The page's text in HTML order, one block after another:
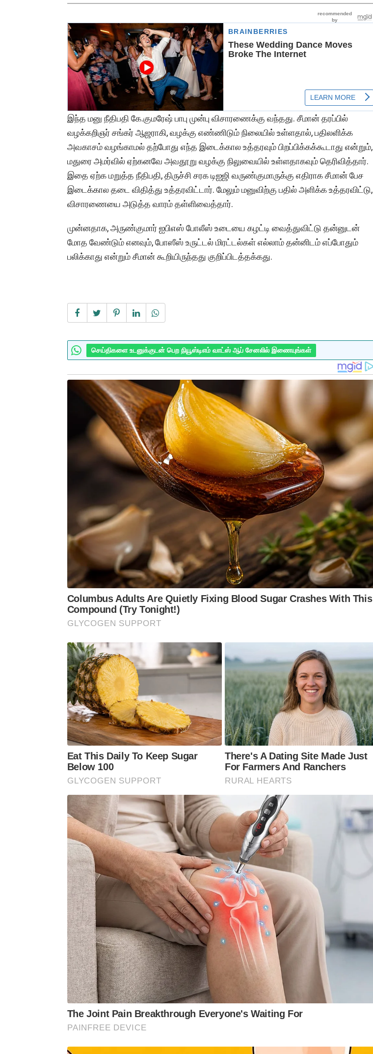
இந்த மனு நீதிபதி கே.குமரேஷ் பாபு முன்பு விசாரணைக்கு வந்தது. சீமான் தரப்பில்
வழக்கறிஞர் சங்கர் ஆஜராகி, வழக்கு எண்ணிடும் நிலையில் உள்ளதால், பதிலளிக்க
அவகாசம் வழங்காமல் தற்போது எந்த இடைக்கால உத்தரவும் பிறப்பிக்கக்கூடாது என்றும்,
மதுரை அமர்வில் ஏற்கனவே அவதூறு வழக்கு நிலுவையில் உள்ளதாகவும் தெரிவித்தார்.
இதை ஏற்க மறுத்த நீதிபதி, திருச்சி சரக டிஐஜி வருண்குமாருக்கு எதிராக சீமான் பேச
இடைக்கால தடை விதித்து உத்தரவிட்டார். மேலும் மனுவிற்கு பதில் அளிக்க உத்தரவிட்டு,
விசாரணையை அடுத்த வாரம் தள்ளிவைத்தார்.
முன்னதாக, அருண்குமார் ஐபிஎஸ் போலீஸ் உடையை கழட்டி வைத்துவிட்டு தன்னுடன்
மோத வேண்டும் எனவும், போஸீஸ் உருட்டல் மிரட்டல்கள் எல்லாம் தன்னிடம் எப்போதும்
பலிக்காது என்றும் சீமான் கூறியிருந்தது குறிப்பிடத்தக்கது.
செய்திகளை உடனுக்குடன் பெற நியூஸ்டிஎம் வாட்ஸ் ஆப் சேனலில் இணையுங்கள்